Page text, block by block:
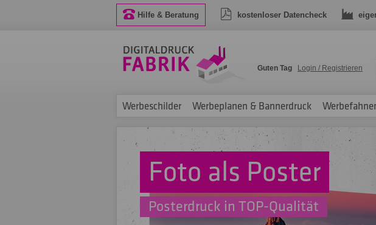
Hilfe & Beratung kostenloser Datencheck
Guten Tag Login / Registrieren
Werbeschilder Werbeplanen & Bannerdruck
Foto als Poster
Posterdruck in TOP-Qualität